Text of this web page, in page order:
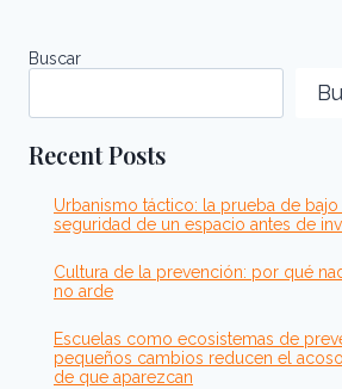
Buscar
Recent Posts
Urbanismo táctico: la prueba de
seguridad de un espacio antes de
Cultura de la prevención: por qué
no arde
Escuelas como ecosistemas de
pequeños cambios reducen el
de que aparezcan